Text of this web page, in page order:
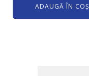
ADAUGĂ ÎN COȘ